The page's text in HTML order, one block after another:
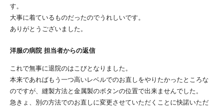
す。
大事に着ているものだったのでうれしいです。
ありがとうございました。
洋服の病院 担当者からの返信
これで無事に退院のはこびとなりました。
本来であればもう一つ高いレベルでのお直しをやりたかったところな
のですが、縫製方法と金属製のボタンの位置で出来ませんでした。
急きょ、別の方法でのお直しに変更させていただくことに快諾いただ